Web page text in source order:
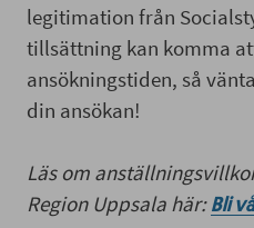
legitimation från
tillsättning kan komma
ansökningstiden, så
din ansökan!
Läs om
Region Uppsala här: Bli